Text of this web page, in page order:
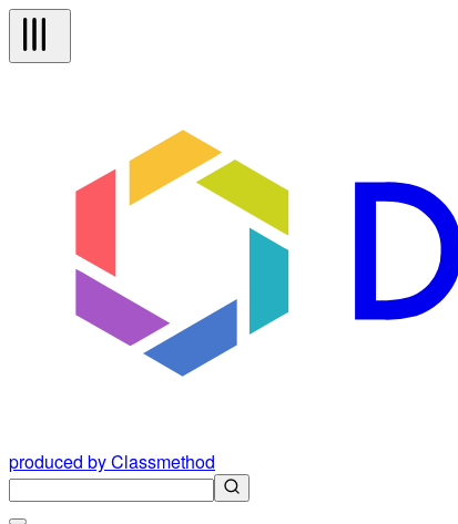
produced by Classmethod